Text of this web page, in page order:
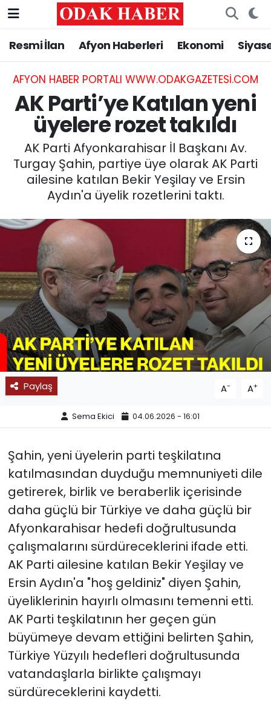
Resmi İlan Afyon Haberleri Ekonomi
AFYON HABER PORTALI WWW.ODAKGAZETESI.COM
AK Parti’ye Katılan yeni
üyelere rozet takıldı
AK Parti Afyonkarahisar İl Başkanı Av.
Turgay Şahin, partiye üye olarak AK Parti
ailesine katılan Bekir Yeşilay ve Ersin
Aydın'a üyelik rozetlerini taktı.
Paylaş A- A+
Sema Ekici 04.06.2026 - 16:01
Şahin, yeni üyelerin parti teşkilatına
katılmasından duyduğu memnuniyeti dile
getirerek, birlik ve beraberlik içerisinde
daha güçlü bir Türkiye ve daha güçlü bir
Afyonkarahisar hedefi doğrultusunda
çalışmalarını sürdüreceklerini ifade etti.
AK Parti ailesine katılan Bekir Yeşilay ve
Ersin Aydın'a "hoş geldiniz" diyen Şahin,
üyeliklerinin hayırlı olmasını temenni etti.
AK Parti teşkilatının her geçen gün
büyümeye devam ettiğini belirten Şahin,
Türkiye Yüzyılı hedefleri doğrultusunda
vatandaşlarla birlikte çalışmayı
sürdüreceklerini kaydetti.
AFYONKARAHİSAR HABERLERİ
Resmi İlan
ASAYİŞ
GÜNCEL
SİYASET
EĞİTİM
MAGAZİN
SAĞLIK
SPOR
11:11 MANŞET
Nöbetçi Eczaneler
Hava Durumu
Trafik Durumu
Süper Lig Puan Durumu ve Fikstür
Tüm Manşetler
Son Dakika Haberleri
Haber Arşivi